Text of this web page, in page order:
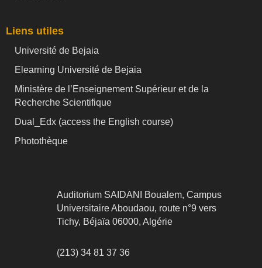
Liens utiles
Université de Bejaia
Elearning Université de Bejaia
Ministère de l’Enseignement Supérieur et de la
Recherche Scientifique
Dual_Edx (access the English course)
Photothèque
Auditorium SAIDANI Boualem, Campus
Universitaire Aboudaou, route n°9 vers
Tichy, Béjaïa 06000, Algérie
(213) 34 81 37 36